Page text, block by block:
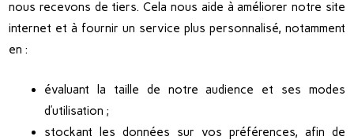
nous recevons de tiers. Cela nous aide à améliorer notre site
internet et à fournir un service plus personnalisé, notamment
en :
évaluant la taille de notre audience et ses modes
d’utilisation ;
stockant les données sur vos préférences, afin de